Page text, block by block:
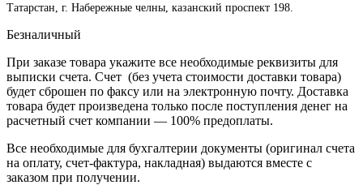
Татарстан, г. Набережные челны, казанский проспект 198.
Безналичный
При заказе товара укажите все необходимые реквизиты для
выписки счета. Счет (без учета стоимости доставки товара)
будет сброшен по факсу или на электронную почту. Доставка
товара будет произведена только после поступления денег на
расчетный счет компании — 100% предоплаты.
Все необходимые для бухгалтерии документы (оригинал счета
на оплату, счет-фактура, накладная) выдаются вместе с
заказом при получении.